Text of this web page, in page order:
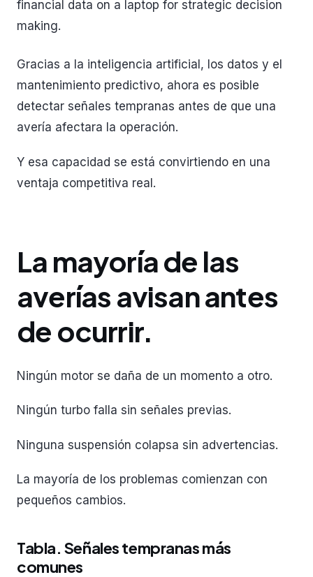
Gracias a la inteligencia artificial, los datos y el
mantenimiento predictivo, ahora es posible
detectar señales tempranas antes de que una
avería afectara la operación.
Y esa capacidad se está convirtiendo en una
ventaja competitiva real.
La mayoría de las
averías avisan antes
de ocurrir.
Ningún motor se daña de un momento a otro.
Ningún turbo falla sin señales previas.
Ninguna suspensión colapsa sin advertencias.
La mayoría de los problemas comienzan con
pequeños cambios.
Tabla. Señales tempranas más
comunes